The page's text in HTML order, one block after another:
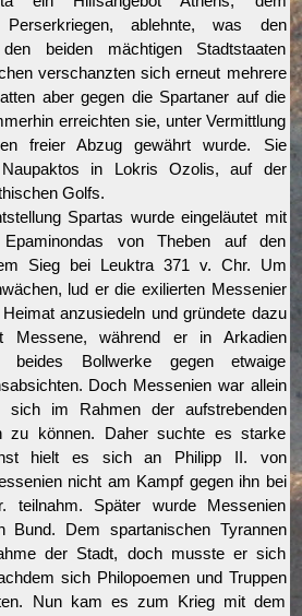
ablehnte, was den
beiden mächtigen Stadtstaaten
verschanzten sich erneut mehrere
aber gegen die Spartaner auf die
erreichten sie, unter Vermittlung
freier Abzug gewährt wurde. Sie
in Lokris Ozolis, auf der
Golfs.
Spartas wurde eingeläutet mit
von Theben auf den
Sieg bei Leuktra 371 v. Chr. Um
lud er die exilierten Messenier
anzusiedeln und gründete dazu
während er in Arkadien
beides Bollwerke gegen etwaige
Doch Messenien war allein
im Rahmen der aufstrebenden
zu können. Daher suchte es starke
hielt es sich an Philipp II. von
nicht am Kampf gegen ihn bei
teilnahm. Später wurde Messenien
Bund. Dem spartanischen Tyrannen
der Stadt, doch musste er sich
sich Philopoemen und Truppen
Nun kam es zum Krieg mit dem